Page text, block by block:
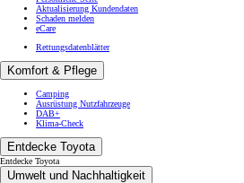
Aktualisierung Kundendaten
Schaden melden
eCare
Rettungsdatenblätter
Komfort & Pflege
Camping
Ausrüstung Nutzfahrzeuge
DAB+
Klima-Check
Entdecke Toyota
Entdecke Toyota
Umwelt und Nachhaltigkeit